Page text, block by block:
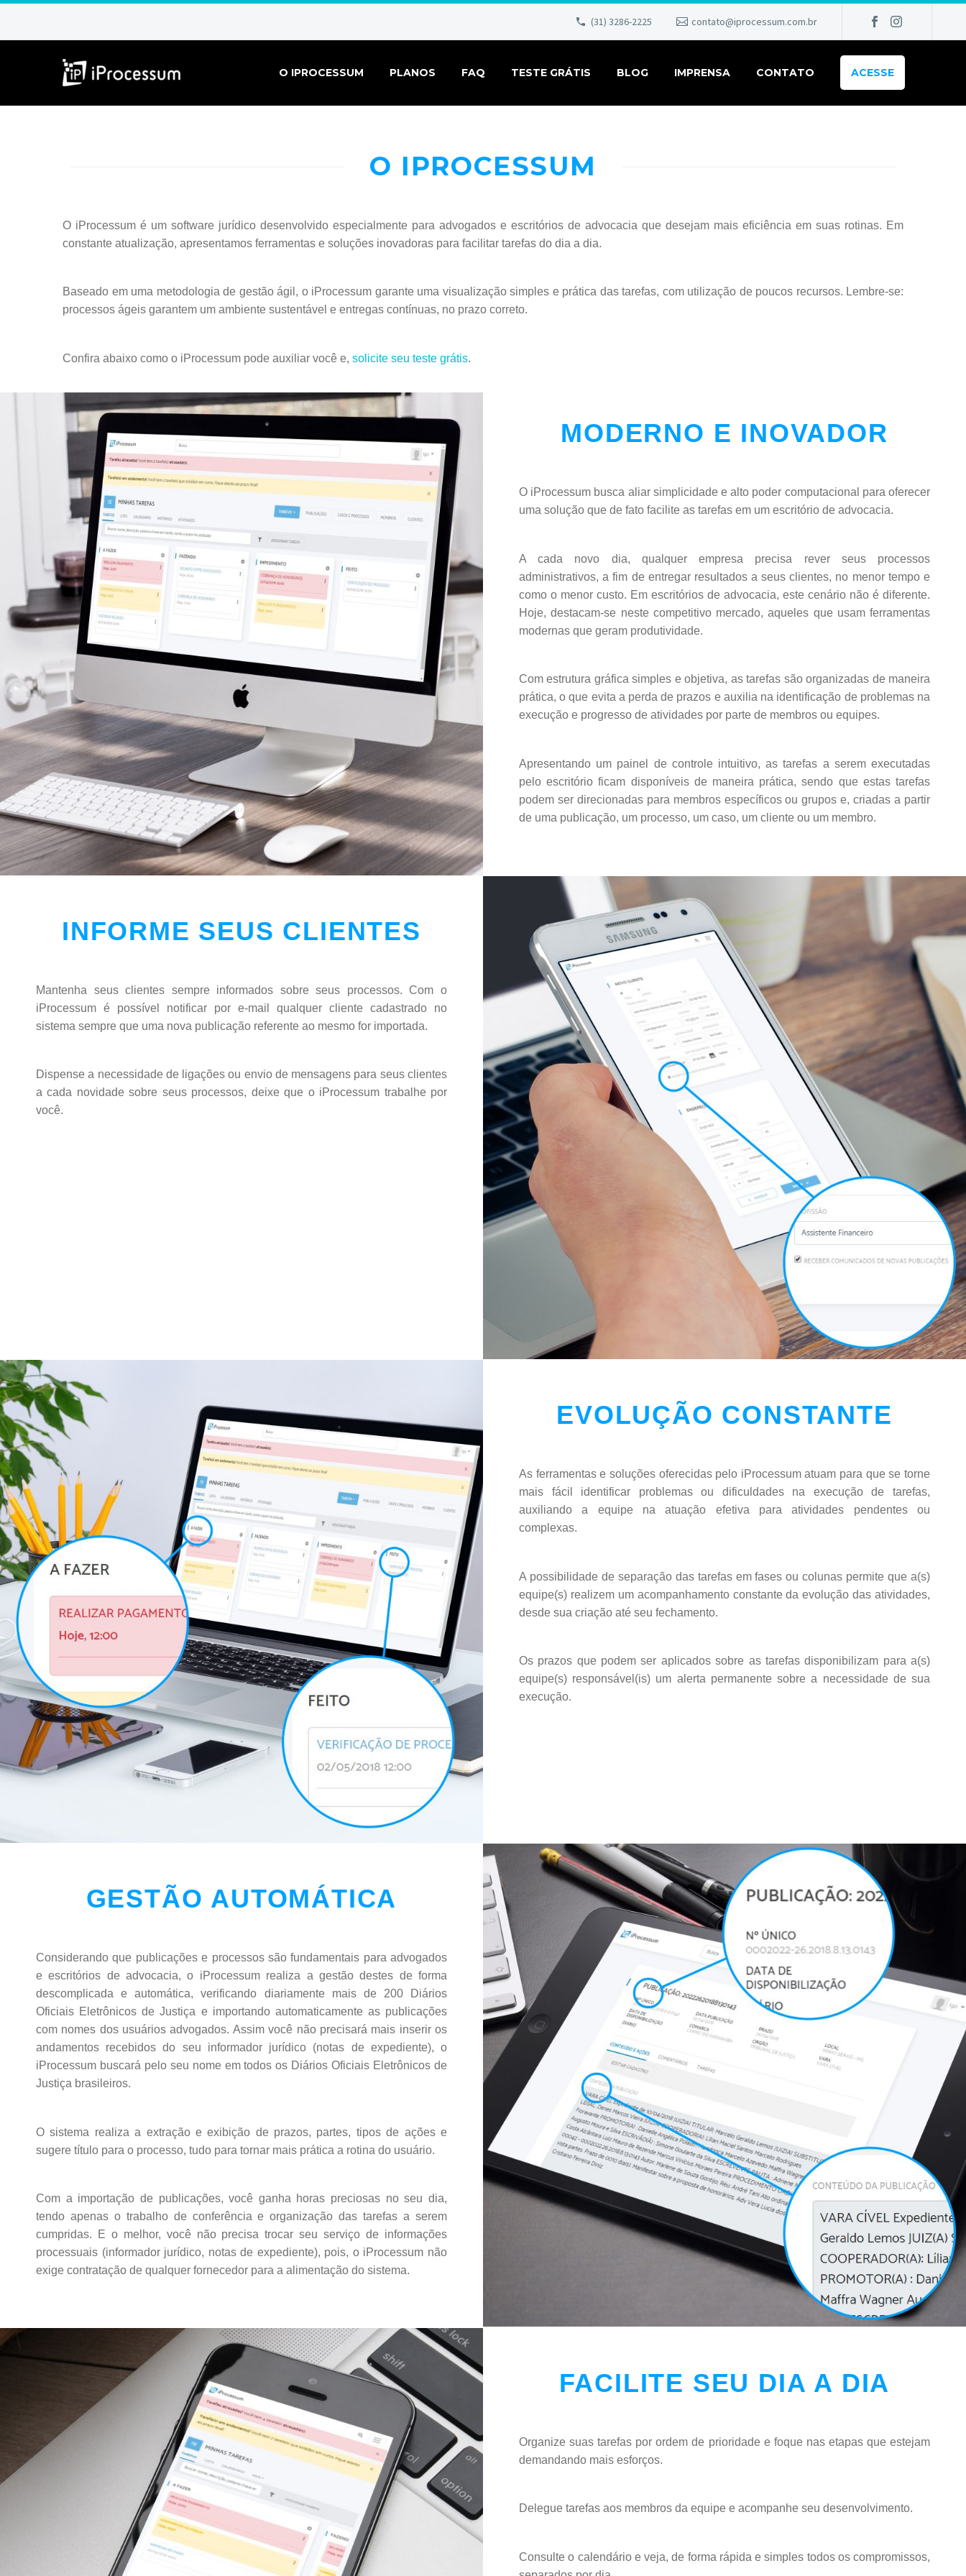
(31) 3286-2225 contato@iprocessum.com.br
O IPROCESSUM PLANOS FAQ TESTE GRÁTIS BLOG IMPRENSA CONTATO ACESSE
O IPROCESSUM
O iProcessum é um software jurídico desenvolvido especialmente para advogados e escritórios de advocacia que desejam mais eficiência em suas rotinas. Em
constante atualização, apresentamos ferramentas e soluções inovadoras para facilitar tarefas do dia a dia.
Baseado em uma metodologia de gestão ágil, o iProcessum garante uma visualização simples e prática das tarefas, com utilização de poucos recursos. Lembre-se:
processos ágeis garantem um ambiente sustentável e entregas contínuas, no prazo correto.
Confira abaixo como o iProcessum pode auxiliar você e, solicite seu teste grátis.
MODERNO E INOVADOR
O iProcessum busca aliar simplicidade e alto poder computacional para oferecer
uma solução que de fato facilite as tarefas em um escritório de advocacia.
A cada novo dia, qualquer empresa precisa rever seus processos
administrativos, a fim de entregar resultados a seus clientes, no menor tempo e
como o menor custo. Em escritórios de advocacia, este cenário não é diferente.
Hoje, destacam-se neste competitivo mercado, aqueles que usam ferramentas
modernas que geram produtividade.
Com estrutura gráfica simples e objetiva, as tarefas são organizadas de maneira
prática, o que evita a perda de prazos e auxilia na identificação de problemas na
execução e progresso de atividades por parte de membros ou equipes.
Apresentando um painel de controle intuitivo, as tarefas a serem executadas
pelo escritório ficam disponíveis de maneira prática, sendo que estas tarefas
podem ser direcionadas para membros específicos ou grupos e, criadas a partir
de uma publicação, um processo, um caso, um cliente ou um membro.
INFORME SEUS CLIENTES
Mantenha seus clientes sempre informados sobre seus processos. Com o
iProcessum é possível notificar por e-mail qualquer cliente cadastrado no
sistema sempre que uma nova publicação referente ao mesmo for importada.
Dispense a necessidade de ligações ou envio de mensagens para seus clientes
a cada novidade sobre seus processos, deixe que o iProcessum trabalhe por
você.
EVOLUÇÃO CONSTANTE
As ferramentas e soluções oferecidas pelo iProcessum atuam para que se torne
mais fácil identificar problemas ou dificuldades na execução de tarefas,
auxiliando a equipe na atuação efetiva para atividades pendentes ou
complexas.
A possibilidade de separação das tarefas em fases ou colunas permite que a(s)
equipe(s) realizem um acompanhamento constante da evolução das atividades,
desde sua criação até seu fechamento.
Os prazos que podem ser aplicados sobre as tarefas disponibilizam para a(s)
equipe(s) responsável(is) um alerta permanente sobre a necessidade de sua
execução.
GESTÃO AUTOMÁTICA
Considerando que publicações e processos são fundamentais para advogados
e escritórios de advocacia, o iProcessum realiza a gestão destes de forma
descomplicada e automática, verificando diariamente mais de 200 Diários
Oficiais Eletrônicos de Justiça e importando automaticamente as publicações
com nomes dos usuários advogados. Assim você não precisará mais inserir os
andamentos recebidos do seu informador jurídico (notas de expediente), o
iProcessum buscará pelo seu nome em todos os Diários Oficiais Eletrônicos de
Justiça brasileiros.
O sistema realiza a extração e exibição de prazos, partes, tipos de ações e
sugere título para o processo, tudo para tornar mais prática a rotina do usuário.
Com a importação de publicações, você ganha horas preciosas no seu dia,
tendo apenas o trabalho de conferência e organização das tarefas a serem
cumpridas. E o melhor, você não precisa trocar seu serviço de informações
processuais (informador jurídico, notas de expediente), pois, o iProcessum não
exige contratação de qualquer fornecedor para a alimentação do sistema.
FACILITE SEU DIA A DIA
Organize suas tarefas por ordem de prioridade e foque nas etapas que estejam
demandando mais esforços.
Delegue tarefas aos membros da equipe e acompanhe seu desenvolvimento.
Consulte o calendário e veja, de forma rápida e simples todos os compromissos,